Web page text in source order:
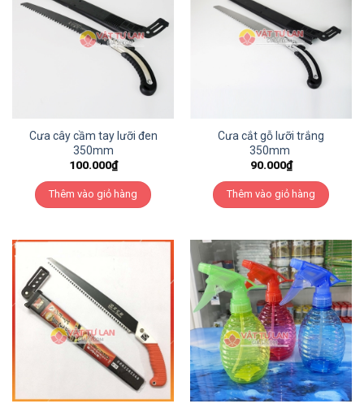
Cưa cây cầm tay lưỡi đen
350mm
100.000₫
Thêm vào giỏ hàng
Cưa cắt gỗ lưỡi trắng
350mm
90.000₫
Thêm vào giỏ hàng